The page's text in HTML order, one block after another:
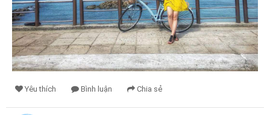
Yêu thích Bình luận Chia sẻ